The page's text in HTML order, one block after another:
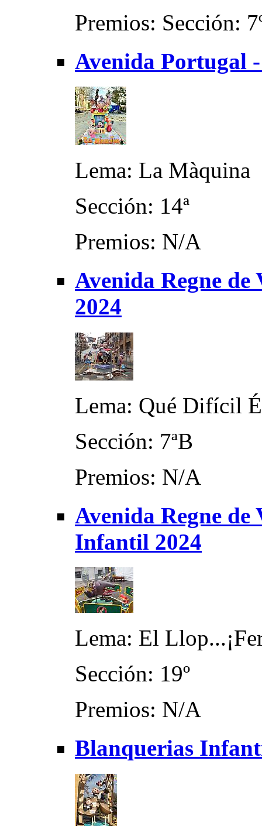
Premios: Sección:
Avenida Portugal
Lema: La Màquina
Sección: 14ª
Premios: N/A
Avenida Regne
2024
Lema: Qué Difícil
Sección: 7ªB
Premios: N/A
Avenida Regne
Infantil 2024
Lema: El
Sección: 19º
Premios: N/A
Blanquerias